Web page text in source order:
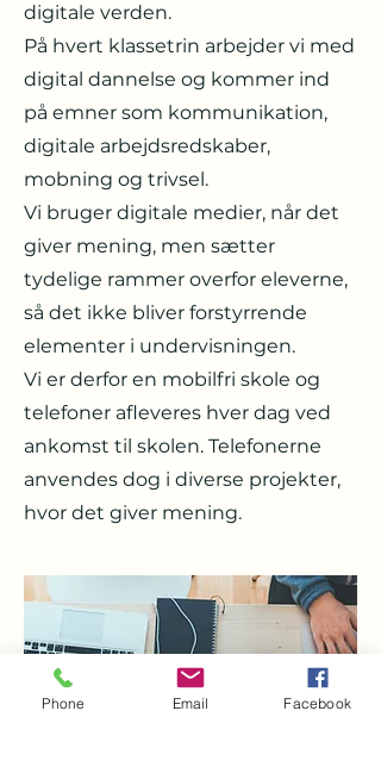
digitale verden.
På hvert klassetrin arbejder vi med
digital dannelse og kommer ind
på emner som kommunikation,
digitale arbejdsredskaber,
mobning og trivsel.
Vi bruger digitale medier, når det
giver mening, men sætter
tydelige rammer overfor eleverne,
så det ikke bliver forstyrrende
elementer i undervisningen.
Vi er derfor en mobilfri skole og
telefoner afleveres hver dag ved
ankomst til skolen. Telefonerne
anvendes dog i diverse projekter,
hvor det giver mening.
Phone Email Facebook